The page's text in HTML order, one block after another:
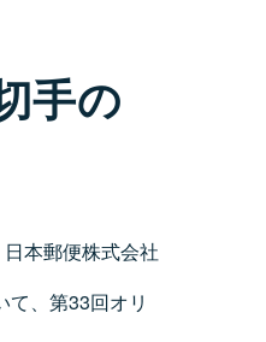
手の
日本郵便株式会社
、第33回オリ